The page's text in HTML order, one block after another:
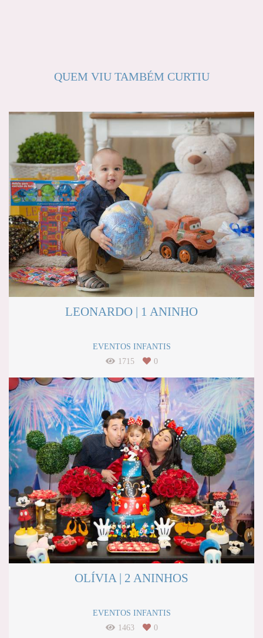
QUEM VIU TAMBÉM CURTIU
LEONARDO | 1 ANINHO
EVENTOS INFANTIS
1715
0
OLÍVIA | 2 ANINHOS
EVENTOS INFANTIS
1463
0